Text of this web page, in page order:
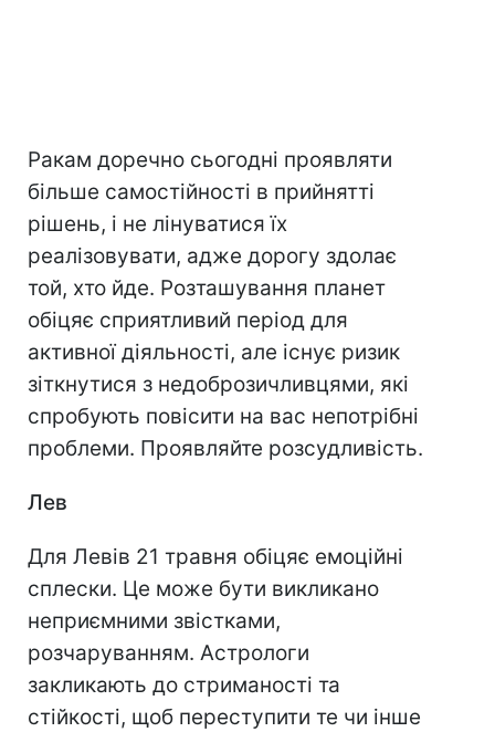
Ракам доречно сьогодні проявляти
більше самостійності в прийнятті
рішень, і не лінуватися їх
реалізовувати, адже дорогу здолає
той, хто йде. Розташування планет
обіцяє сприятливий період для
активної діяльності, але існує ризик
зіткнутися з недоброзичливцями, які
спробують повісити на вас непотрібні
проблеми. Проявляйте розсудливість.
Лев
Для Левів 21 травня обіцяє емоційні
сплески. Це може бути викликано
неприємними звістками,
розчаруванням. Астрологи
закликають до стриманості та
стійкості, щоб переступити те чи інше